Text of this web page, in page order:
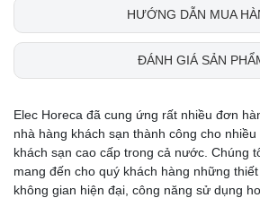
HƯỚNG DẪN MUA
ĐÁNH GIÁ SẢN
Elec Horeca đã cung ứng rất nhiều đơn
nhà hàng khách sạn thành công cho
khách sạn cao cấp trong cả nước. Chúng
mang đến cho quý khách hàng những
không gian hiện đại, công năng sử dụng